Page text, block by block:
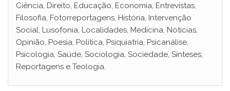
Ciência, Direito, Educação, Economia, Entrevistas,
Filosofia, Fotorreportagens, História, Intervenção
Social, Lusofonia, Localidades, Medicina, Noticias,
Opinião, Poesia, Politica, Psiquiatria, Psicanálise,
Psicologia, Saúde, Sociologia, Sociedade, Sínteses,
Reportagens e Teologia.